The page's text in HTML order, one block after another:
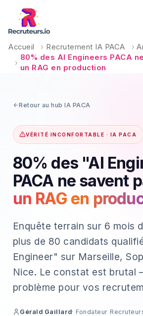
Accueil › Recrutement IA PACA ›
›
80% des AI Engineers PACA
un RAG en production
Retour au hub IA PACA
VÉRITÉ INCONFORTABLE · IA PACA
80% des "AI
PACA ne savent
un RAG en
Enquête terrain sur 6 mois
plus de 80 candidats
Engineer" sur Marseille,
Nice. Le constat est brutal
problème pour vos
Gérald Gaillard· Fondateur